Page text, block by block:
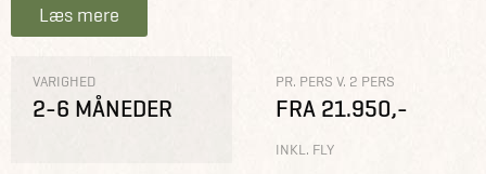
Læs mere
VARIGHED
2-6 MÅNEDER
PR. PERS V. 2 PERS
FRA 21.950,-
INKL. FLY